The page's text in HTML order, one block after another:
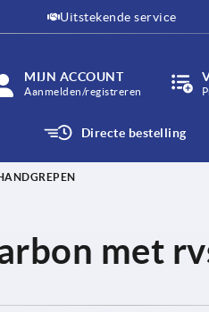
Uitstekende service
MIJN ACCOUNT
Aanmelden/registreren
Directe bestelling
met